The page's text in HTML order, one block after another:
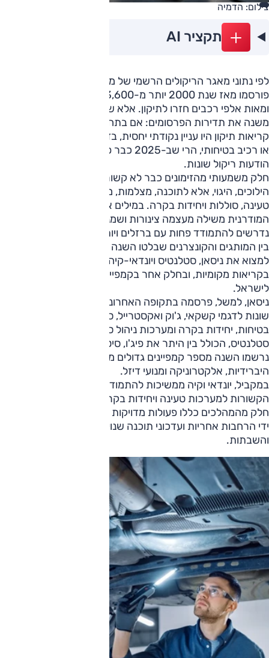
צילום: הדמיה
תקציר AI
לפי נתוני מאגר הריקולים הרשמי של משרד התחבורה, בישראל
ומאות אלפי רכבים חזרו לתיקון. אלא שהפרק שבו אנחנו נמצאים
משנה את תדירות הפרסומים: אם בתחילת העשור הקודם
קריאות תיקון היו עניין נקודתי יחסית, בדרך כלל סביב ליקוי מכאני
הודעות ריקול שונות.
חלק משמעותי מהזימונים כבר לא קשור ליחידות כוח, תיבות
הילוכים, היגוי, אלא לתוכנה, מצלמות, מערכות הגנה אקטיביות,
טעינה, סוללות ויחידות בקרה. במילים אחרות, ככל שהמכונית
המודרנית משילה מעצמה צינורות ושמנים, כך גם המוסכים
נדרשים להתמודד פחות עם ברזלים ויותר עם קידודים ומחשבים.
בין המותגים והקונצרנים שבלטו השנה במספר הקמפיינים ניתן
למצוא את ניסאן, סטלנטיס ויונדאי-קיה. בחלק מהמקרים מדובר
בקריאות מקומיות, ובחלק אחר בקמפיינים עולמיים שהתרחבו גם
לישראל.
ניסאן, למשל, פרסמה בתקופה האחרונה כמה קריאות שירות
שונות לדגמי קשקאי, ג'וק ואקסטרייל, סביב מערכות דלק, חגורות
בטיחות, יחידות בקרה ומערכות ניהול סוללה. גם בקונצרן
נרשמו השנה מספר קמפיינים גדולים מאוד הקשורים למערכות
היברידיות, אלקטרוניקה ומנועי דיזל.
במקביל, יונדאי וקיה ממשיכות להתמודד בעולם עם תקלות
הקשורות למערכות טעינה ויחידות בקרה ברכבים מחושמלים.
חלק מהמהלכים כללו פעולות מדויקות של "הרגעת השטח" על
ידי הרחבות אחריות ועדכוני תוכנה שנועדו להפחית תקלות
והשבתות.